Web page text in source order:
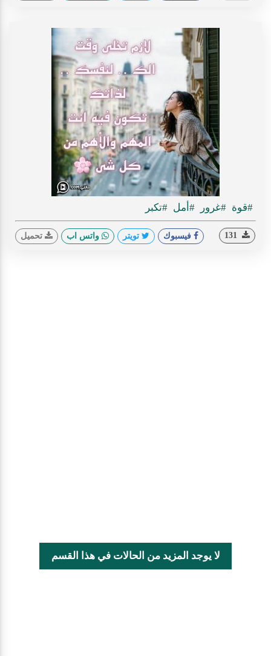
#قوة #غرور #أمل #تكبر
فيسبوك تويتر واتس اب تحميل
لا يوجد المزيد من الحالات في هذا القسم